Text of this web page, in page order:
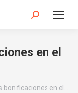
Search:
en el
bonificaciones en el…